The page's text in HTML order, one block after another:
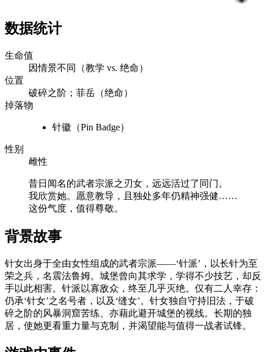
数据统计
生命值
因情景不同（教学 vs. 绝命）
位置
破碎之阶；菲岳（绝命）
掉落物
针徽（Pin Badge）
性别
雌性
昔日闻名的武者宗派之刃女，远远活过了同门。
我欣赏她。愿意教导，且独处多年仍精神强健……
这份气度，值得尊敬。
背景故事
针女出身于全由女性组成的武者宗派——‘针派’，以长针为至
荣之兵，名震法鲁姆。城堡曾向其求学，学得不少技艺，却反
手以此相害。针派以寡敌众，终至几乎灭绝。仅有二人幸存：
仍承‘针女’之名号者，以及‘缝女’。针女独自守持旧法，于破
碎之阶的风暴洞窟苦练、亦藉此避开城堡的视线。长期的独
居，使她更看重力量与克制，并渴望能与值得一战者试锋。